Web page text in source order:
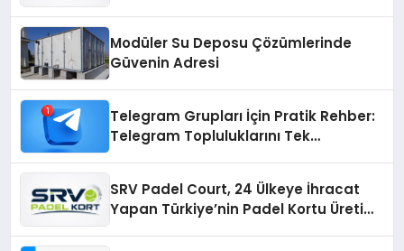
Modüler Su Deposu Çözümlerinde
Güvenin Adresi
Telegram Grupları İçin Pratik Rehber:
Telegram Topluluklarını Tek
SRV Padel Court, 24 Ülkeye İhracat
Yapan Türkiye’nin Padel Kortu Üretim